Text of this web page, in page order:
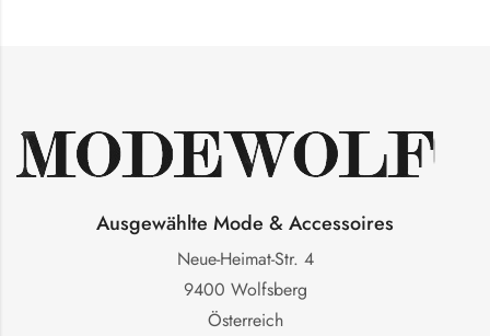
Ausgewählte Mode & Accessoires
Neue-Heimat-Str. 4
9400 Wolfsberg
Österreich